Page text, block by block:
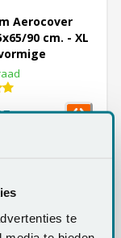
te
Aerocover
90 cm. - XL